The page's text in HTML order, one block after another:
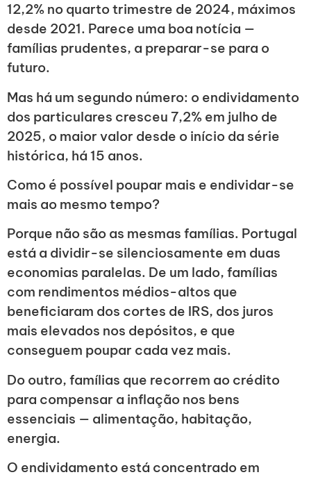
12,2% no quarto trimestre de 2024, máximos
desde 2021. Parece uma boa notícia —
famílias prudentes, a preparar-se para o
futuro.
Mas há um segundo número: o endividamento
dos particulares cresceu 7,2% em julho de
2025, o maior valor desde o início da série
histórica, há 15 anos.
Como é possível poupar mais e endividar-se
mais ao mesmo tempo?
Porque não são as mesmas famílias. Portugal
está a dividir-se silenciosamente em duas
economias paralelas. De um lado, famílias
com rendimentos médios-altos que
beneficiaram dos cortes de IRS, dos juros
mais elevados nos depósitos, e que
conseguem poupar cada vez mais.
Do outro, famílias que recorrem ao crédito
para compensar a inflação nos bens
essenciais — alimentação, habitação,
energia.
O endividamento está concentrado em